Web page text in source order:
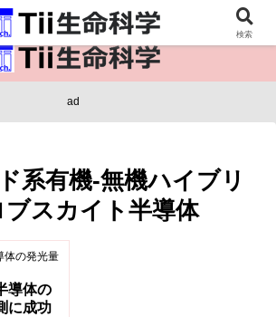
保健・生命・生物の情報インフラ。
ad
系有機-無機ハイブリ
ブスカイト半導体
導体の
に成功
検索